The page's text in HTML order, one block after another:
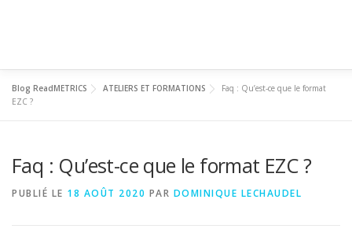
NOUVELLES FONCTIONNALITES
EZCOUNTER FAQ & GLOSSAIRE COM
Blog ReadMETRICS ATELIERS ET FORMATIONS
Faq : Qu’est-ce que le format
EZC ?
Faq : Qu’est-ce que le format EZC ?
PUBLIÉ LE 18 AOÛT 2020 PAR DOMINIQUE LECHAUDEL